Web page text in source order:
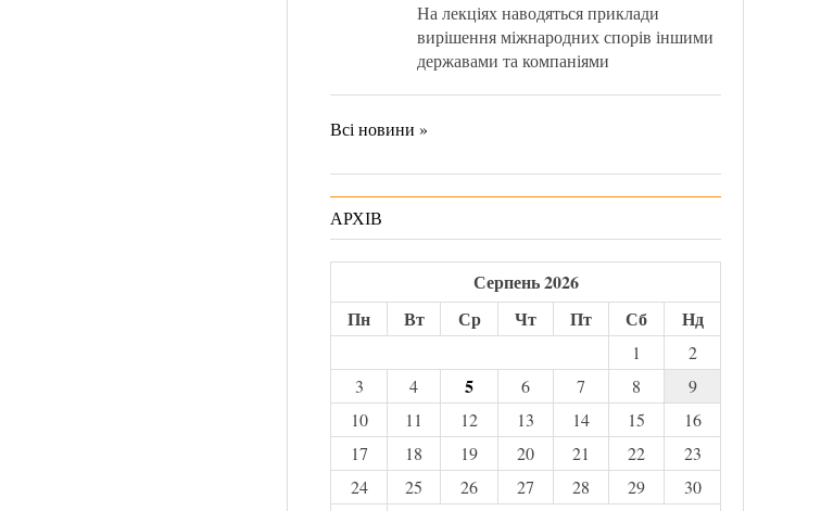
На лекціях наводяться приклади
вирішення міжнародних спорів іншими
державами та компаніями
Всі новини »
АРХІВ
Серпень 2026
Пн
Вт Ср Чт Пт Сб Нд
1
2
3
4 5 6 7 8
9
10
11 12 13 14 15
16
17
18 19 20 21 22
23
24
25 26 27 28 29
30